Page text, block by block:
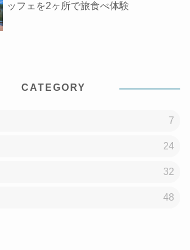
ッフェを2ヶ所で旅食べ体験
CATEGORY
7
24
32
48